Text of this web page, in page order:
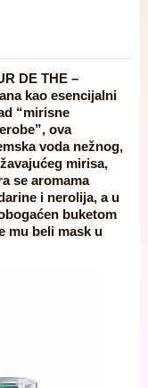
DE THE –
kao esencijalni
“mirisne
ova
voda nežnog,
mirisa,
se aromama
i nerolija, a u
buketom
mu beli mask u